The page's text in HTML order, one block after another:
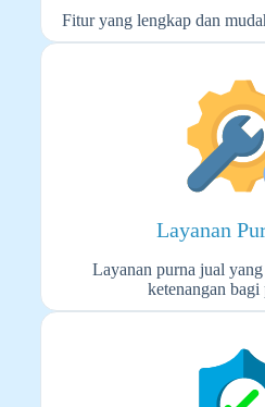
Fitur yang lengkap dan
Layanan
Layanan purna jual
ketenangan bagi